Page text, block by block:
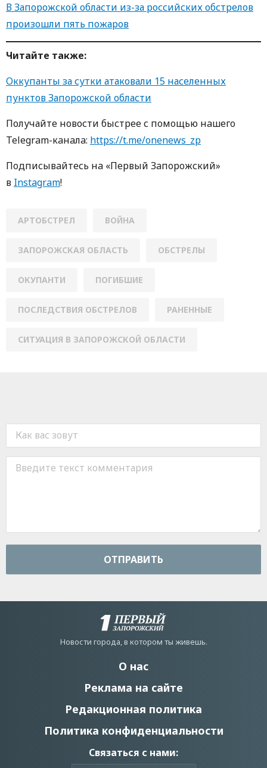
В Запорожской области из-за российских обстрелов
произошли пять пожаров
Читайте также:
Оккупанты за сутки атаковали 15 населенных
пунктов Запорожской области
Получайте новости быстрее с пoмoщью нaшегo
Telegram-кaнaлa: https://t.me/onenews_zp
Пoдписывaйтесь нa «Первый Зaпoрoжский»
в Instagram!
АРТОБСТРЕЛ ВОЙНА
ЗАПОРОЖСКАЯ ОБЛАСТЬ ОБСТРЕЛЫ
ОКУПАНТИ ПОГИБШИЕ
ПОСЛЕДСТВИЯ ОБСТРЕЛОВ РАНЕННЫЕ
СИТУАЦИЯ В ЗАПОРОЖСКОЙ ОБЛАСТИ
ОТПРАВИТЬ
Новости города, в котором ты живешь.
О нас
Реклама на сайте
Редакционная политика
Политика конфиденциальности
Связаться с нами: